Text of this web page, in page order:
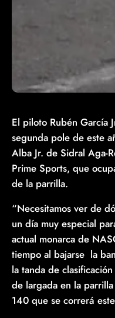
El piloto Rubén García
segunda pole de este
Alba Jr. de Sidral Aga-
Prime Sports, que
de la parrilla.
“Necesitamos ver de
un día muy especial
actual monarca de
tiempo al bajarse la
la tanda de
de largada en la
140 que se correrá